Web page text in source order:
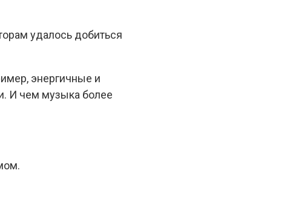
удалось добиться
энергичные и
И чем музыка более